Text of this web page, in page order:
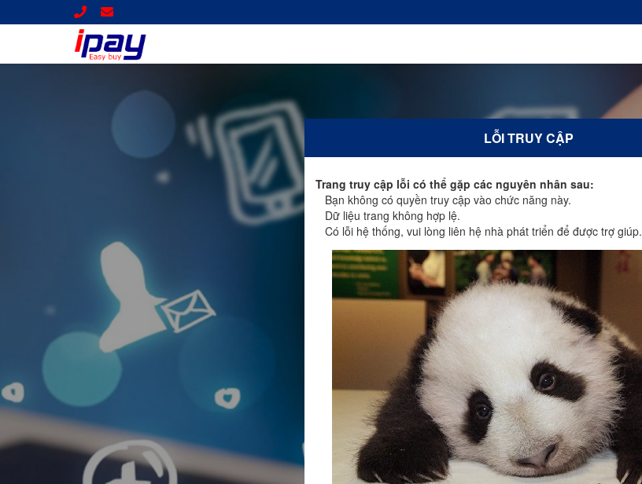
LỖI TRUY CẬP
Trang truy cập lỗi có thể gặp các nguyên nhân sau:
Bạn không có quyền truy cập vào chức năng này.
Dữ liệu trang không hợp lệ.
Có lỗi hệ thống, vui lòng liên hệ nhà phát triển để được trợ giúp.